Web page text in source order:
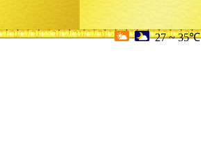
27 ~ 35℃